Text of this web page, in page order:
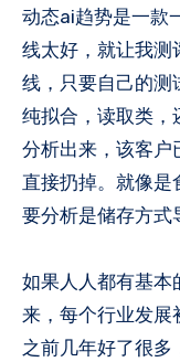
动态ai趋势是一款一次一单趋势，客户自己测试感觉曲
线太好，就让我测
线，只要自己的测
纯拟合，读取类，
分析出来，该客户
直接扔掉。就像
要分析是储存方式
如果人人都有基本
来，每个行业发展
之前几年好了很